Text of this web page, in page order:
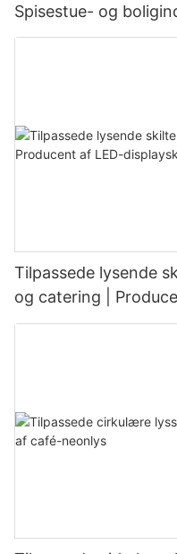
Spisestue- og
Tilpassede lysende
og catering |